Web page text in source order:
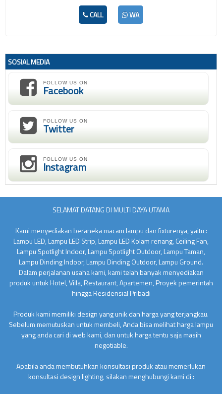
CALL
WA
SOSIAL MEDIA
FOLLOW US ON
Facebook
FOLLOW US ON
Twitter
FOLLOW US ON
Instagram
SELAMAT DATANG DI MULTI DAYA UTAMA
Kami menyediakan beraneka macam lampu dan fixturenya, yaitu :
Lampu LED, Lampu LED Strip, Lampu LED Kolam renang, Ceiling Fan,
Lampu Spotlight Indoor, Lampu Spotlight Outdoor, Lampu Taman,
Lampu Dinding Indoor, Lampu Dinding Outdoor, Lampu Ground.
Dalam perjalanan usaha kami, kami telah banyak menyediakan
produk untuk Hotel, Villa, Restaurant, Apartemen, Proyek pemerintah
hingga Residensial Pribadi
Produk kami memiliki design yang unik dan harga yang terjangkau.
Sebelum memutuskan untuk membeli, Anda bisa melihat harga lampu
yang anda cari di web kami, dan untuk harga tentu saja masih
negotiable.
Apabila anda membutuhkan konsultasi produk atau memerlukan
konsultasi design lighting, silakan menghubungi kami di :